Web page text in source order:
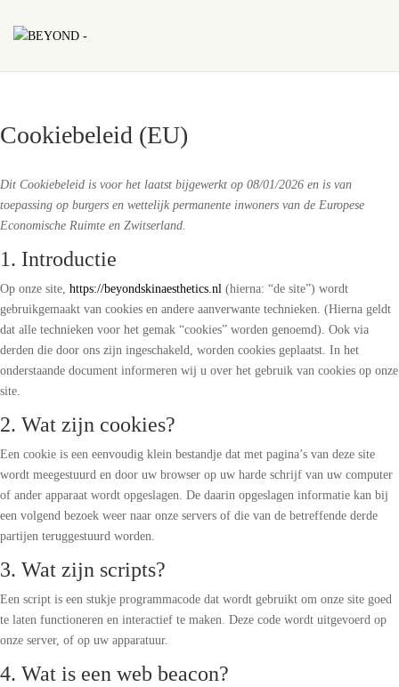
Cookiebeleid (EU)
Dit Cookiebeleid is voor het laatst bijgewerkt op 08/01/2026 en is van
toepassing op burgers en wettelijk permanente inwoners van de Europese
Economische Ruimte en Zwitserland.
1. Introductie
Op onze site, https://beyondskinaesthetics.nl (hierna: “de site”) wordt
gebruikgemaakt van cookies en andere aanverwante technieken. (Hierna geldt
dat alle technieken voor het gemak “cookies” worden genoemd). Ook via
derden die door ons zijn ingeschakeld, worden cookies geplaatst. In het
onderstaande document informeren wij u over het gebruik van cookies op onze
site.
2. Wat zijn cookies?
Een cookie is een eenvoudig klein bestandje dat met pagina’s van deze site
wordt meegestuurd en door uw browser op uw harde schrijf van uw computer
of ander apparaat wordt opgeslagen. De daarin opgeslagen informatie kan bij
een volgend bezoek weer naar onze servers of die van de betreffende derde
partijen teruggestuurd worden.
3. Wat zijn scripts?
Een script is een stukje programmacode dat wordt gebruikt om onze site goed
te laten functioneren en interactief te maken. Deze code wordt uitgevoerd op
onze server, of op uw apparatuur.
4. Wat is een web beacon?